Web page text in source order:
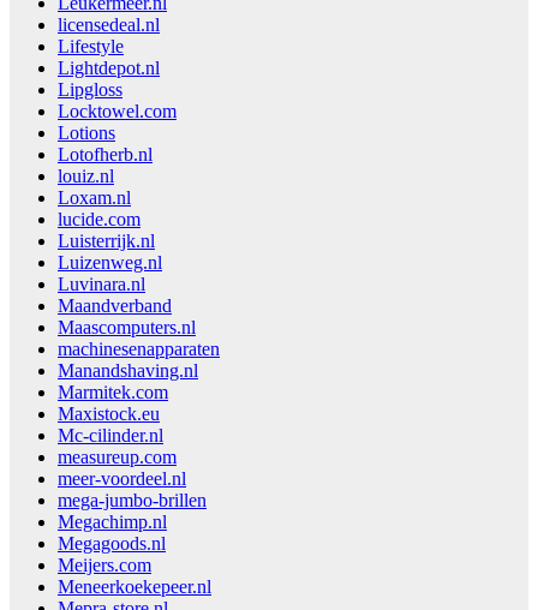
licensedeal.nl
Lifestyle
Lightdepot.nl
Lipgloss
Locktowel.com
Lotions
Lotofherb.nl
louiz.nl
Loxam.nl
lucide.com
Luisterrijk.nl
Luizenweg.nl
Luvinara.nl
Maandverband
Maascomputers.nl
machinesenapparaten
Manandshaving.nl
Marmitek.com
Maxistock.eu
Mc-cilinder.nl
measureup.com
meer-voordeel.nl
mega-jumbo-brillen
Megachimp.nl
Megagoods.nl
Meijers.com
Meneerkoekepeer.nl